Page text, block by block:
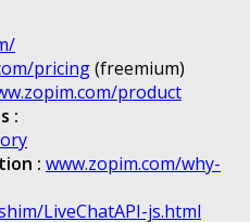
pricing(freemium)
product
:
: www.zopim.com/why-
LiveChatAPI-js.html